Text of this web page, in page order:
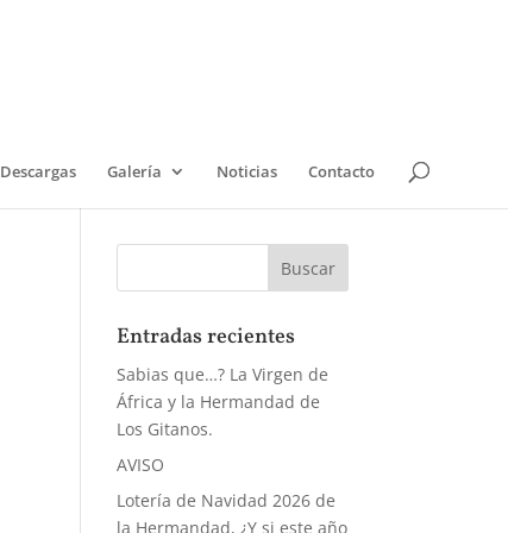
Descargas Galería Noticias Contacto
Entradas recientes
Sabias que…? La Virgen de
África y la Hermandad de
Los Gitanos.
AVISO
Lotería de Navidad 2026 de
la Hermandad, ¿Y si este año